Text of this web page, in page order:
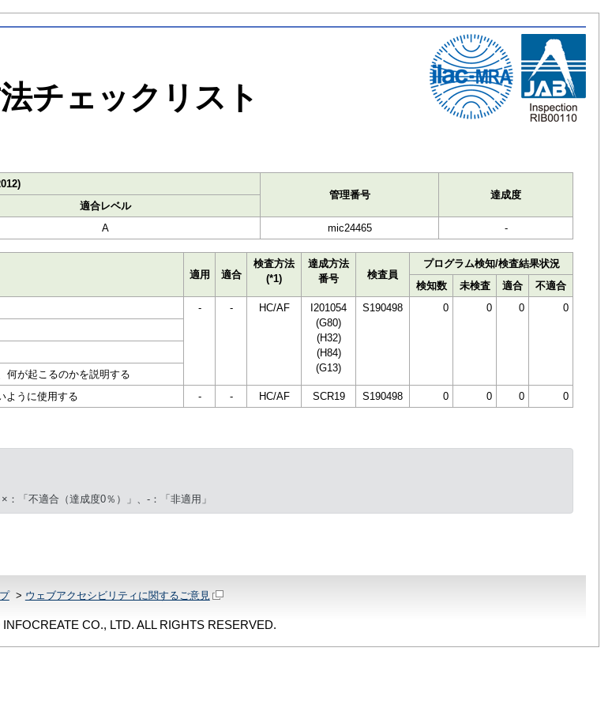
チェックリスト
管理番号
達成度
適合レベル
A mic24465 -
適用 適合
検査方法
(*1)
達成方法
番号
検査員
プログラム検知/検査結果状況
検知数
未検査 適合
不適合
- - HC/AF
I201054
(G80)
(H32)
(H84)
(G13)
S190498 0 0 0
0
何が起こるのかを説明する
ように使用する - - HC/AF SCR19 S190498 0 0 0 0
「不適合（達成度0％）」、-：「非適用」
> ウェブアクセシビリティに関するご意見
CO., LTD. ALL RIGHTS RESERVED.